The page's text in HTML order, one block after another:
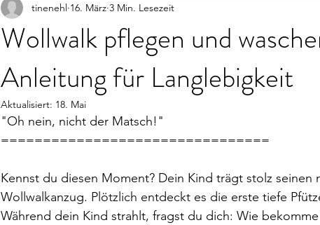
Wollwalk pflegen und
Anleitung für Langlebigkeit
tinenehl 16. März 3 Min. Lesezeit
Aktualisiert: 18. Mai
"Oh nein, nicht der Matsch!"
================================
Kennst du diesen Moment? Dein Kind trägt stolz seinen
Wollwalkanzug. Plötzlich entdeckt es die erste tiefe
Während dein Kind strahlt, fragst du dich: Wie